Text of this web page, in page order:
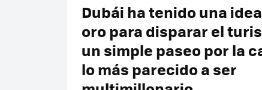
Dubái ha tenido una
oro para disparar el
un simple paseo por la
lo más parecido a ser